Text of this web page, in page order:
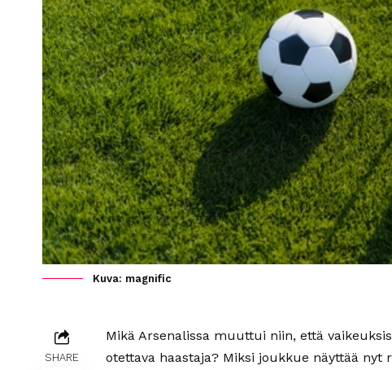
Kuva: magnific
SHARE
Mikä Arsenalissa muuttui niin, että
otettava haastaja? Miksi joukkue näyttää